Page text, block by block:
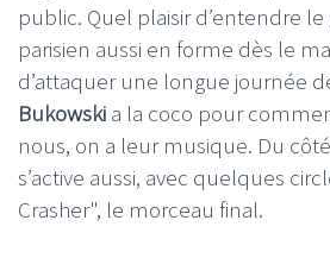
public. Quel plaisir d’entendre
parisien aussi en forme dès le
d’attaquer une longue journée
Bukowski a la coco pour
nous, on a leur musique. Du
s’active aussi, avec quelques
Crasher", le morceau final.